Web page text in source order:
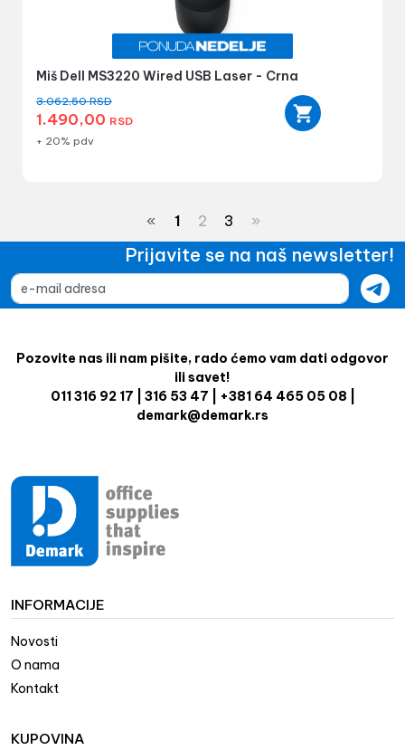
Miš Dell MS3220 Wired USB Laser - Crna
3.062,50RSD
1.490,00 RSD
+ 20% pdv
« 1 2 3 »
Prijavite se na naš newsletter!
Pozovite nas ili nam pišite, rado ćemo vam dati odgovor
ili savet!
011 316 92 17 | 316 53 47 | +381 64 465 05 08 |
demark@demark.rs
INFORMACIJE
Novosti
O nama
Kontakt
KUPOVINA